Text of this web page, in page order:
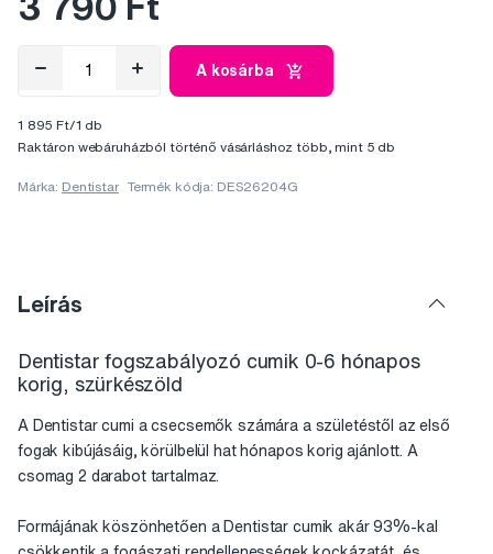
A kosárba
1 895 Ft/1 db
Raktáron webáruházból történő vásárláshoz több, mint 5 db
Márka: Dentistar Termék kódja: DES26204G
Leírás
Dentistar fogszabályozó cumik 0-6 hónapos
korig, szürkészöld
A Dentistar cumi a csecsemők számára a születéstől az első
fogak kibújásáig, körülbelül hat hónapos korig ajánlott. A
csomag 2 darabot tartalmaz.
Formájának köszönhetően a Dentistar cumik akár 93%-kal